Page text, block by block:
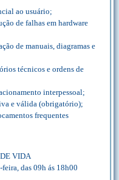
ao usuário;
de falhas em hardware
de manuais, diagramas e
técnicos e ordens de
interpessoal;
e válida (obrigatório);
frequentes
VIDA
feira, das 09h ás 18h00